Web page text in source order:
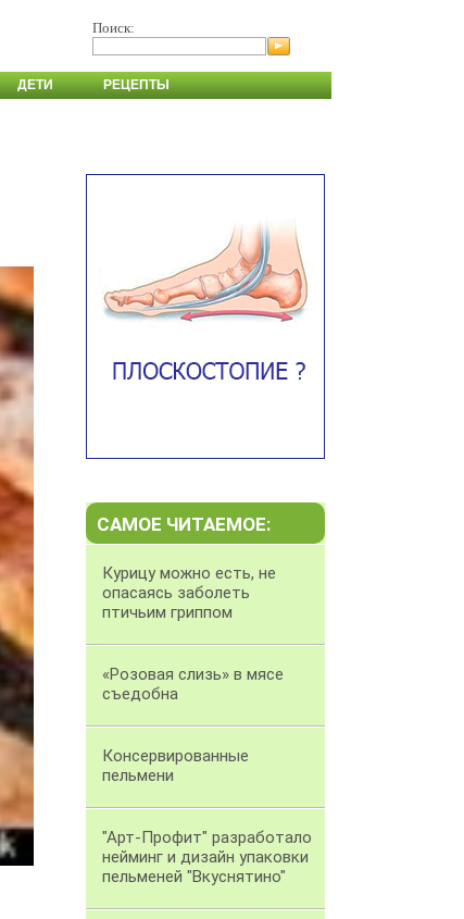
Поиск:
ДЕТИ РЕЦЕПТЫ
САМОЕ ЧИТАЕМОЕ:
Курицу можно есть, не
опасаясь заболеть
птичьим гриппом
«Розовая слизь» в мясе
съедобна
Консервированные
пельмени
"Арт-Профит" разработало
нейминг и дизайн упаковки
пельменей "Вкуснятино"